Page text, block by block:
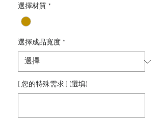
選擇材質 *
選擇成品寬度 *
[ 您的特殊需求 ] (選填)